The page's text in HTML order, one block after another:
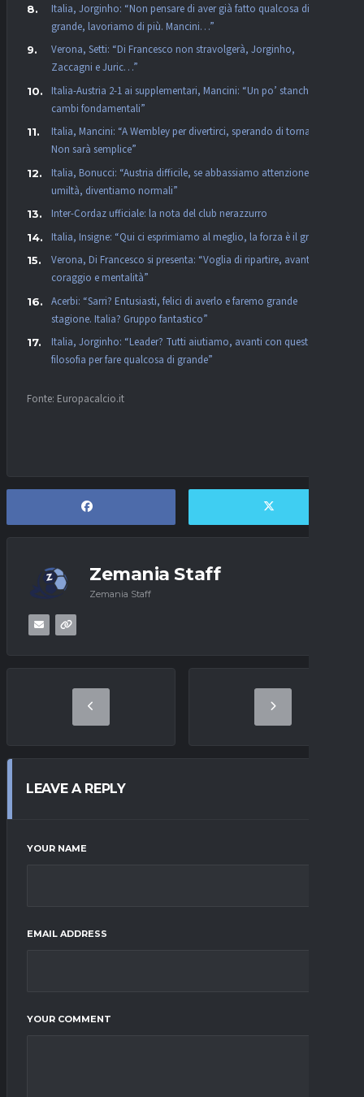
Italia, Jorginho: “Non pensare di aver già fatto qualcosa di
grande, lavoriamo di più. Mancini…”
Verona, Setti: “Di Francesco non stravolgerà, Jorginho,
Zaccagni e Juric…”
Italia-Austria 2-1 ai supplementari, Mancini: “Un po’ stanchi,
cambi fondamentali”
Italia, Mancini: “A Wembley per divertirci, sperando di tornarci.
Non sarà semplice”
Italia, Bonucci: “Austria difficile, se abbassiamo attenzione e
umiltà, diventiamo normali”
Inter-Cordaz ufficiale: la nota del club nerazzurro
Italia, Insigne: “Qui ci esprimiamo al meglio, la forza è il gruppo”
Verona, Di Francesco si presenta: “Voglia di ripartire, avanti con
coraggio e mentalità”
Acerbi: “Sarri? Entusiasti, felici di averlo e faremo grande
stagione. Italia? Gruppo fantastico”
Italia, Jorginho: “Leader? Tutti aiutiamo, avanti con questa
filosofia per fare qualcosa di grande”
Fonte: Europacalcio.it
Zemania Staff
Zemania Staff
LEAVE A REPLY
YOUR NAME
EMAIL ADDRESS
YOUR COMMENT